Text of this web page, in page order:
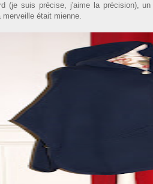
(je suis précise, j'aime la précision),
était mienne.